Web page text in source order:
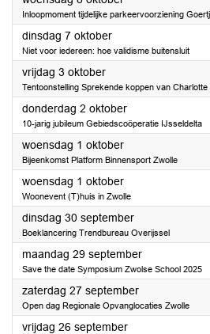
Inloopmoment tijdelijke parkeervoorziening
dinsdag 7 oktober2025
Niet voor iedereen: hoe validisme buitensluit
vrijdag 3 oktober2025
Tentoonstelling Sprekende koppen van Charlotte
donderdag 2 oktober2025
10-jarig jubileum Gebiedscoöperatie IJsseldelta
woensdag 1 oktober2025
Bijeenkomst Platform Binnensport Zwolle
woensdag 1 oktober2025
Woonevent (T)huis in Zwolle
dinsdag 30 september2025
Boeklancering Trendbureau Overijssel
maandag 29 september2025
Save the date Symposium Zwolse School 2025
zaterdag 27 september2025
Open dag Regionale Opvanglocaties Zwolle
vrijdag 26 september2025